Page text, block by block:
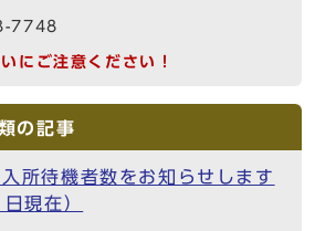
7748
にご注意ください！
の記事
所待機者数をお知らせします
現在）